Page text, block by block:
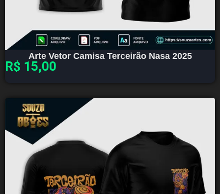
Arte Vetor Camisa Terceirão Nasa 2025
R$ 15,00